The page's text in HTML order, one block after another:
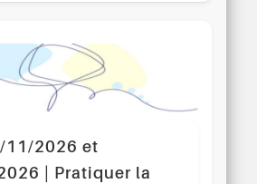
11/2026 et
| Pratiquer la